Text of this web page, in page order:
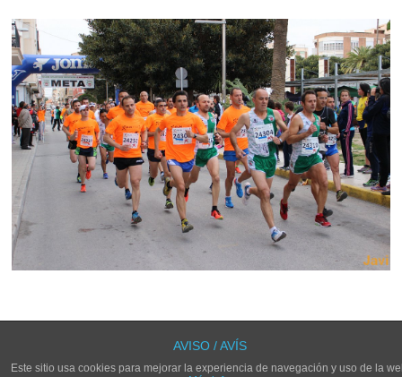
LOS COMENTARIOS Y TRACKBACKS ESTÁN CERRADOS.
AVISO / AVÍS
Este sitio usa cookies para mejorar la experiencia de navegación y uso de la